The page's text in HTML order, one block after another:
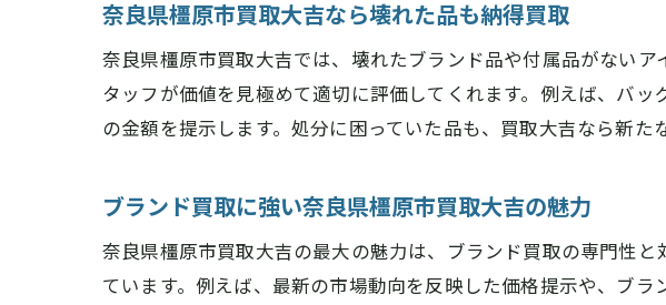
奈良県橿原市買取大吉なら壊れた品も納得買取
奈良県橿原市買取大吉では、壊れたブランド品や付属品がない
タッフが価値を見極めて適切に評価してくれます。例えば、バ
の金額を提示します。処分に困っていた品も、買取大吉なら新た
ブランド買取に強い奈良県橿原市買取大吉の魅力
奈良県橿原市買取大吉の最大の魅力は、ブランド買取の専門性
ています。例えば、最新の市場動向を反映した価格提示や、ブ